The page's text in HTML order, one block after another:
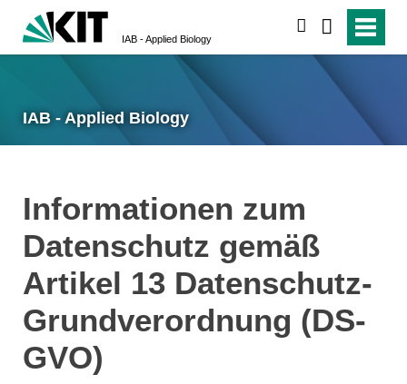
IAB - Applied Biology
IAB - Applied Biology
Informationen zum
Datenschutz gemäß
Artikel 13 Datenschutz-
Grundverordnung (DS-
GVO)